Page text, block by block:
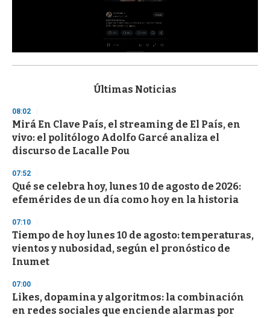
s
d
s
o
f
3
s
e
c
o
d
s
Últimas Noticias
08:02
Mirá En Clave País, el streaming de El País, en
vivo: el politólogo Adolfo Garcé analiza el
discurso de Lacalle Pou
07:52
Qué se celebra hoy, lunes 10 de agosto de 2026:
efemérides de un día como hoy en la historia
07:10
Tiempo de hoy lunes 10 de agosto: temperaturas,
vientos y nubosidad, según el pronóstico de
Inumet
07:00
Likes, dopamina y algoritmos: la combinación
en redes sociales que enciende alarmas por